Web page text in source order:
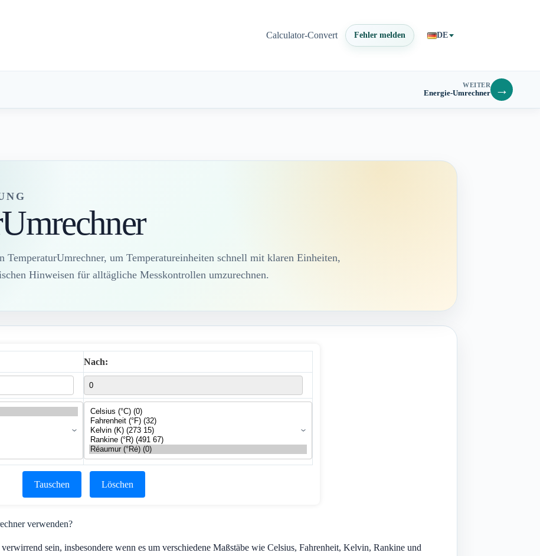
Calculator-Convert Fehler melden DE
WEITER
Energie-Umrechner →
TemperaturUmrechner, um Temperatureinheiten schnell mit klaren Einheiten,
Hinweisen für alltägliche Messkontrollen umzurechnen.
Nach:
Tauschen Löschen
verwenden?
sein, insbesondere wenn es um verschiedene Maßstäbe wie Celsius, Fahrenheit, Kelvin, Rankine und